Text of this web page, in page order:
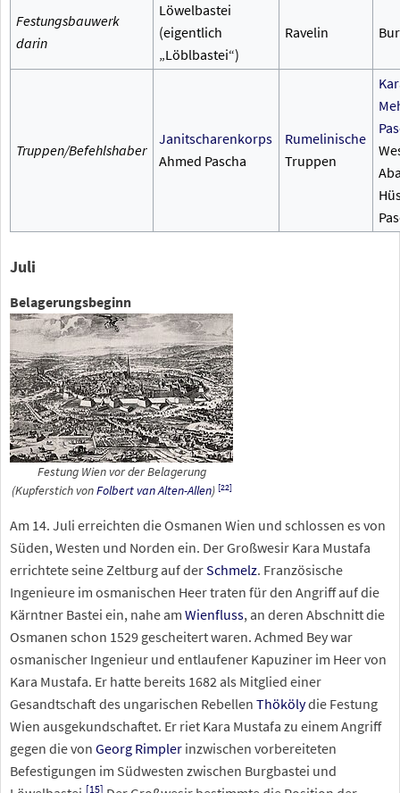
Festungsbauwerk
darin
Löwelbastei
(eigentlich
„Löblbastei“)
Ravelin
Truppen/Befehlshaber
Janitscharenkorps
Ahmed Pascha
Rumelinische
Truppen
Juli
Belagerungsbeginn
Festung Wien vor der Belagerung
(Kupferstich vonFolbert van Alten-Allen) [22]
Am 14. Juli erreichten die Osmanen Wien und schlossen es von
Süden, Westen und Norden ein. Der Großwesir Kara Mustafa
errichtete seine Zeltburg auf derSchmelz. Französische
Ingenieure im osmanischen Heer traten für den Angriff auf die
Kärntner Bastei ein, nahe am Wienfluss, an deren Abschnitt die
Osmanen schon 1529 gescheitert waren. Achmed Bey war
osmanischer Ingenieur und entlaufener Kapuziner im Heer von
Kara Mustafa. Er hatte bereits 1682 als Mitglied einer
Gesandtschaft des ungarischen Rebellen Thökölydie Festung
Wien ausgekundschaftet. Er riet Kara Mustafa zu einem Angriff
gegen die von Georg Rimpler inzwischen vorbereiteten
Befestigungen im Südwesten zwischen Burgbastei und
[15]